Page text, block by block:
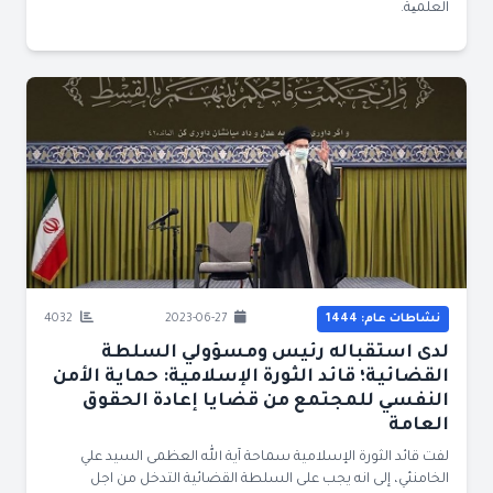
العلمیة.
نشاطات عام: 1444 2023-06-27
لدى استقباله رئيس ومسؤولي السلطة
القضائية؛ قائد الثورة الإسلامية: حماية الأمن
النفسي للمجتمع من قضايا إعادة الحقوق
العامة
لفت قائد الثورة الإسلامية سماحة آية الله العظمى السيد علي
الخامنئي، إلى انه يجب على السلطة القضائية التدخل من اجل